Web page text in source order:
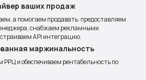
ваших продаж
а помогаем продавать: предоставляем
снабжаем рекламными
API интеграцию.
маржинальность
РРЦ и обеспечиваем рентабельность по